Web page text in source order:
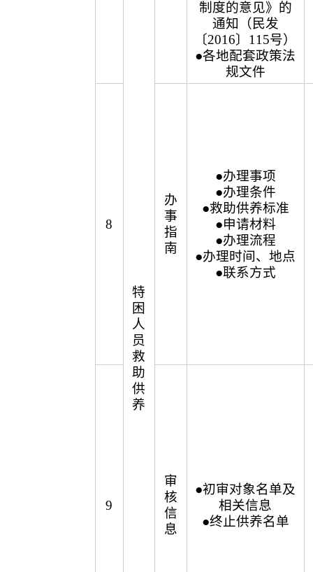
特
困
人
员
救
助
供
养
制度的意见》的
通知（民发
〔2016〕115号）
●各地配套政策法
规文件
8
办
事
指
南
●办理事项
●办理条件
●救助供养标准
●申请材料
●办理流程
●办理时间、地点
●联系方式
9
审
核
信
息
●初审对象名单及
相关信息
●终止供养名单